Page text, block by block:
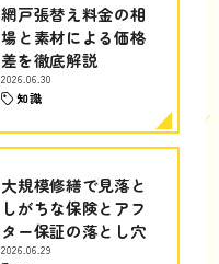
網戸張替え料金の相
場と素材による価格
差を徹底解説
2026.06.30
知識
大規模修繕で見落と
しがちな保険とアフ
ター保証の落とし穴
2026.06.29